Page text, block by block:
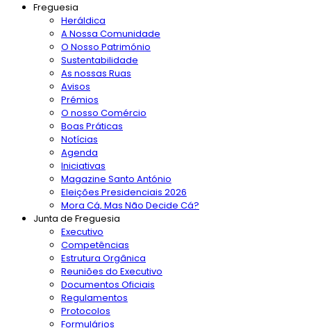
Freguesia
Heráldica
A Nossa Comunidade
O Nosso Património
Sustentabilidade
As nossas Ruas
Avisos
Prémios
O nosso Comércio
Boas Práticas
Notícias
Agenda
Iniciativas
Magazine Santo António
Eleições Presidenciais 2026
Mora Cá, Mas Não Decide Cá?
Junta de Freguesia
Executivo
Competências
Estrutura Orgânica
Reuniões do Executivo
Documentos Oficiais
Regulamentos
Protocolos
Formulários